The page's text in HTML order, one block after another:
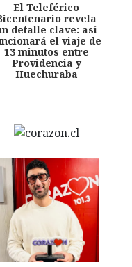
El Teleférico
revela
detalle clave: así
el viaje de
13 minutos entre
Providencia y
Huechuraba